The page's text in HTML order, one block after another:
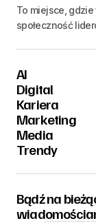
To miejsce,
społeczność
AI
Digital
Kariera
Marketing
Media
Trendy
Bądź na